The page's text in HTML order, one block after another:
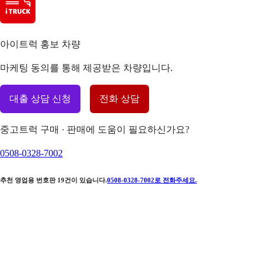
아이트럭 홍보 차량
마케팅 동의를 통해 제공받은 차량입니다.
대출 상담 신청 전화 상담
중고트럭 구매 · 판매에 도움이 필요하신가요?
0508-0328-7002
추천 영업용 번호판 19건이 있습니다.0508-0328-7002 로 전화주세요.